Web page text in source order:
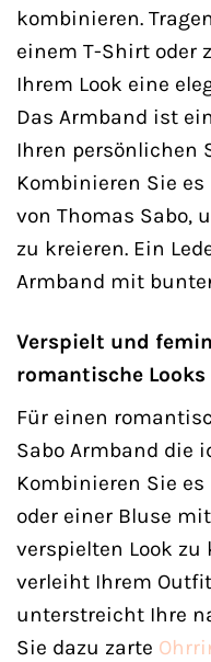
kombinieren.
einem T-Shirt oder
Ihrem Look eine
Das Armband ist
Ihren persönlichen
Kombinieren Sie
von Thomas Sabo,
zu kreieren. Ein
Armband mit
Verspielt und
romantische Looks
Für einen
Sabo Armband die
Kombinieren Sie
oder einer Bluse
verspielten Look zu
verleiht Ihrem
unterstreicht Ihre
Sie dazu zarte